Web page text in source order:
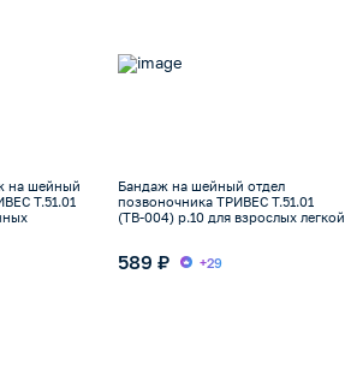
на шейный
Т.51.01
Бандаж на шейный отдел
позвоночника ТРИВЕС Т.51.01
(ТВ-004) р.10 для взрослых легкой
589 ₽ +29